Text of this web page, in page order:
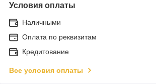
Условия оплаты
Наличными
Оплата по реквизитам
Кредитование
Все условия оплаты